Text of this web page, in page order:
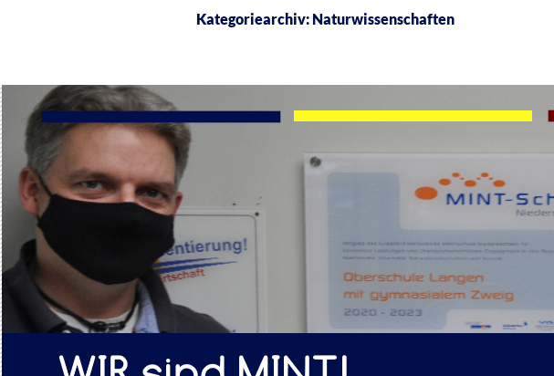
Kategoriearchiv: Naturwissenschaften